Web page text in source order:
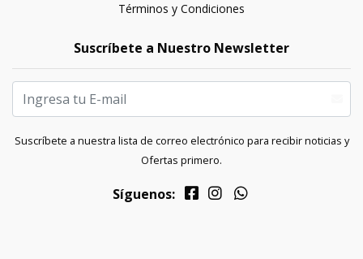
Términos y Condiciones
Suscríbete a Nuestro Newsletter
Suscríbete a nuestra lista de correo electrónico para recibir noticias y
Ofertas primero.
Síguenos: